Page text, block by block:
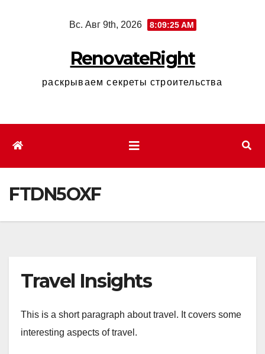
Вс. Авг 9th, 2026 8:09:26 AM
RenovateRight
раскрываем секреты строительства
FTDN5OXF
Travel Insights
This is a short paragraph about travel. It covers some
interesting aspects of travel.